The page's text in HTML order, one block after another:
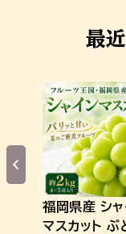
最
福岡県産 シャ
マスカット ぶ